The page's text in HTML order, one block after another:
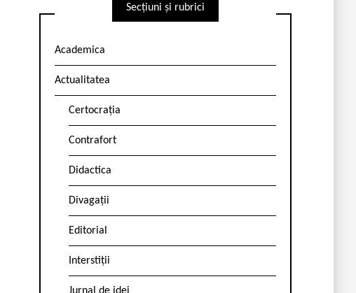
Secțiuni și rubrici
Academica
Actualitatea
Certocrația
Contrafort
Didactica
Divagații
Editorial
Interstiții